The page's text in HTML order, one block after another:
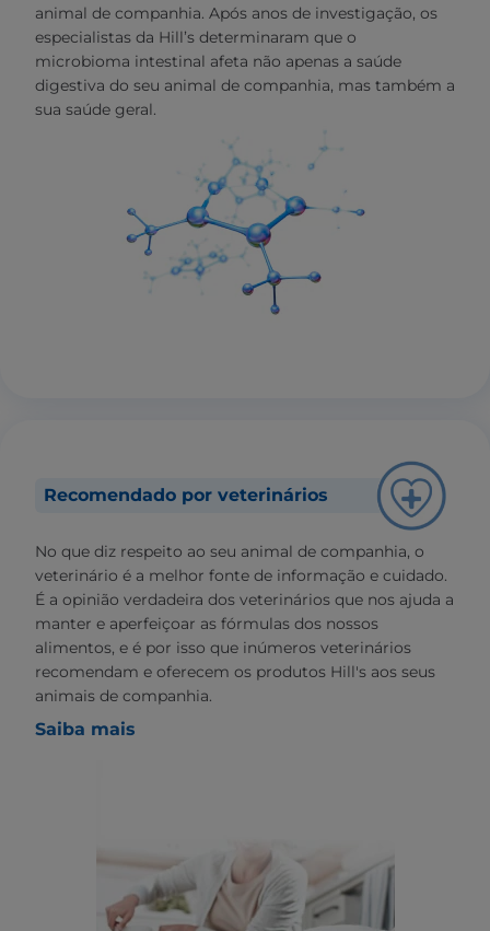
animal de companhia. Após anos de investigação, os
especialistas da Hill’s determinaram que o
microbioma intestinal afeta não apenas a saúde
digestiva do seu animal de companhia, mas também a
sua saúde geral.
Recomendado por veterinários
No que diz respeito ao seu animal de companhia, o
veterinário é a melhor fonte de informação e cuidado.
É a opinião verdadeira dos veterinários que nos ajuda a
manter e aperfeiçoar as fórmulas dos nossos
alimentos, e é por isso que inúmeros veterinários
recomendam e oferecem os produtos Hill's aos seus
animais de companhia.
Saiba mais